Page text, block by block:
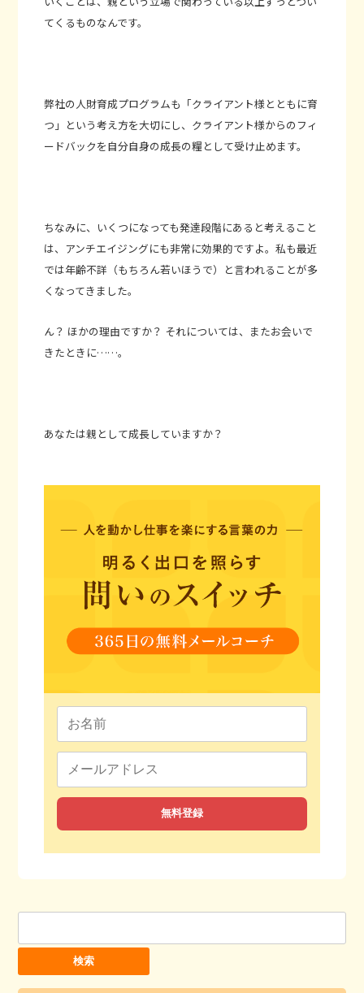
てくるものなんです。
弊社の人財育成プログラムも「クライアント様とともに育
つ」という考え方を大切にし、クライアント様からのフィ
ードバックを自分自身の成長の糧として受け止めます。
ちなみに、いくつになっても発達段階にあると考えること
は、アンチエイジングにも非常に効果的ですよ。私も最近
では年齢不詳（もちろん若いほうで）と言われることが多
くなってきました。
ん？ ほかの理由ですか？ それについては、またお会いで
きたときに……。
あなたは親として成長していますか？
索: